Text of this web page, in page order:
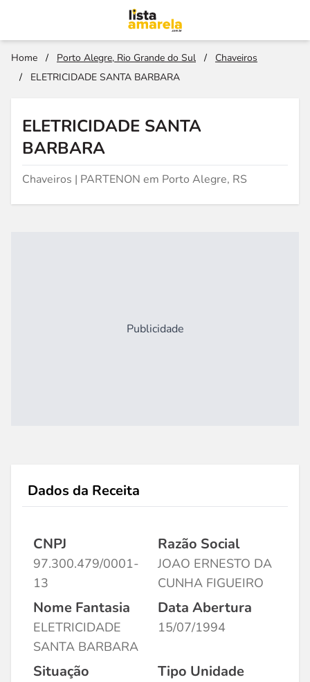
Home / Porto Alegre, Rio Grande do Sul /
Chaveiros
/
ELETRICIDADE SANTA BARBARA
ELETRICIDADE SANTA
BARBARA
Chaveiros | PARTENON em Porto Alegre, RS
Publicidade
Dados da Receita
CNPJ
97.300.479/0001-
13
Razão Social
JOAO ERNESTO DA
CUNHA FIGUEIRO
Nome Fantasia
ELETRICIDADE
SANTA BARBARA
Data Abertura
15/07/1994
Situação Tipo Unidade